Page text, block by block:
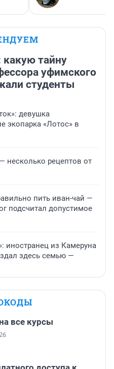
какую тайну
уфимского
студенты
девушка
экопарка «Лотос» в
несколько рецептов от
пить иван-чай —
подсчитал допустимое
иностранец из Камеруна
здесь семью —
все курсы